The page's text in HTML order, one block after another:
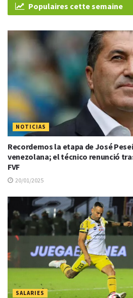
Populaires cette semaine
NOTICIAS
Recordemos la etapa de José
venezolana; el técnico renunció
FVF
20/01/2025
SALARIES